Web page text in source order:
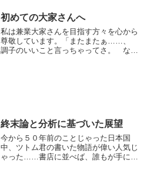
初めての大家さんへ
私は兼業大家さんを目指す方々を心から
尊敬しています。「またまたぁ……、
調子のいいこと言っちゃってさ。 なん
終末論と分析に基づいた展望
今から５０年前のことじゃった日本国
中、ツトム君の書いた物語が偉い人気じ
ゃった……書店に並べば、誰もが手に取